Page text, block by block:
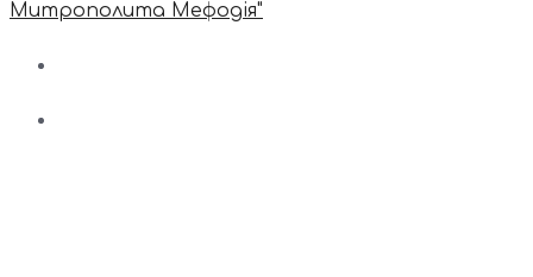
Митрополита Мефодія"